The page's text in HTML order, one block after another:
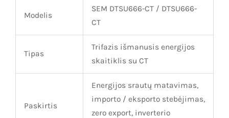
Modelis
SEM DTSU666-CT / DTSU666-
CT
Tipas
Trifazis išmanusis energijos
skaitiklis su CT
Paskirtis
Energijos srautų matavimas,
importo / eksporto stebėjimas,
zero export, inverterio